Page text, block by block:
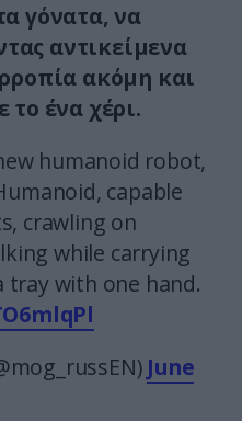
γόνατα, να
αντικείμενα
ακόμη και
το ένα χέρι.
humanoid robot,
capable
crawling on
while carrying
tray with one hand.
June